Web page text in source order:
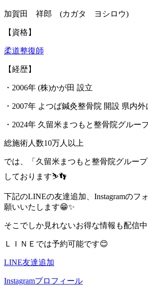
加賀田 祥郎 (カガタ ヨシロウ)
【資格】
柔道整復師
【経歴】
・2006年 (株)かが田 設立
・2007年 よつば鍼灸整骨院 開設 県内
・2024年 久留米まつもと整骨院グルー
総施術人数10万人以上
では、「久留米まつもと整骨院グルー
しております⛷️👣
下記のLINEの友達追加、Instagramのフ
願いいたします😁✨
そこでしか見れないお得な情報も配信
ＬＩＮＥでは予約可能です😊
LINE友達追加
Instagramプロフィール